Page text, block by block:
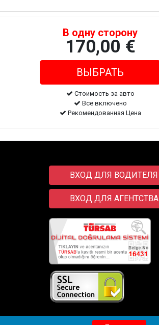
В одну сторону
170,00 €
Стоимость за авто
Все включено
Рекомендованная Цена
ВХОД ДЛЯ ВОДИТЕЛЯ
ВХОД ДЛЯ АГЕНТСТВА